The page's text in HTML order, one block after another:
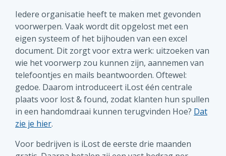
Iedere organisatie heeft te maken met gevonden
voorwerpen. Vaak wordt dit opgelost met een
eigen systeem of het bijhouden van een excel
document. Dit zorgt voor extra werk: uitzoeken van
wie het voorwerp zou kunnen zijn, aannemen van
telefoontjes en mails beantwoorden. Oftewel:
gedoe. Daarom introduceert iLost één centrale
plaats voor lost & found, zodat klanten hun spullen
in een handomdraai kunnen terugvinden Hoe? Dat
zie je hier.
Voor bedrijven is iLost de eerste drie maanden